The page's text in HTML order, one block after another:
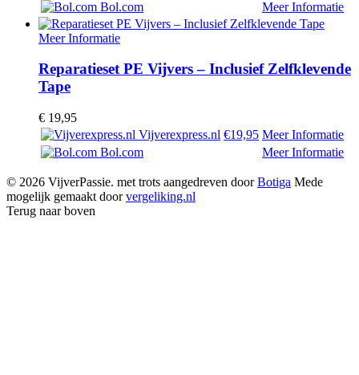
Bol.com
Meer Informatie
Meer Informatie
Reparatieset PE Vijvers – Inclusief Zelfklevende
Tape
€ 19,95
Vijverexpress.nl €19,95 Meer Informatie
Bol.com
Meer Informatie
© 2026 VijverPassie. met trots aangedreven doorBotiga Mede
mogelijk gemaakt doorvergeliking.nl
Terug naar boven